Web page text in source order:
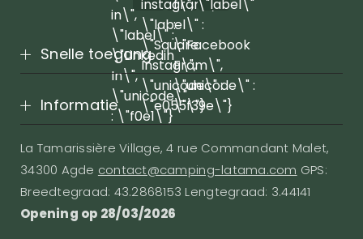
in\",
\"label\" :
\"Linkedin
In\",
\"unicode\"
: \"f0e1\"}
instagram\",
\"label\" :
\"Square
Instagram\",
\"unicode\" :
\"e055\"}
f\", \"label\"
:
\"Facebook
F\",
\"unicode\" :
\"f39e\"}
Snelle toegang
Informatie
La Tamarissière Village, 4 rue Commandant Malet,
34300 Agde contact@camping-latama.com GPS:
Breedtegraad: 43.2868153 Lengtegraad: 3.44141
Opening op 28/03/2026